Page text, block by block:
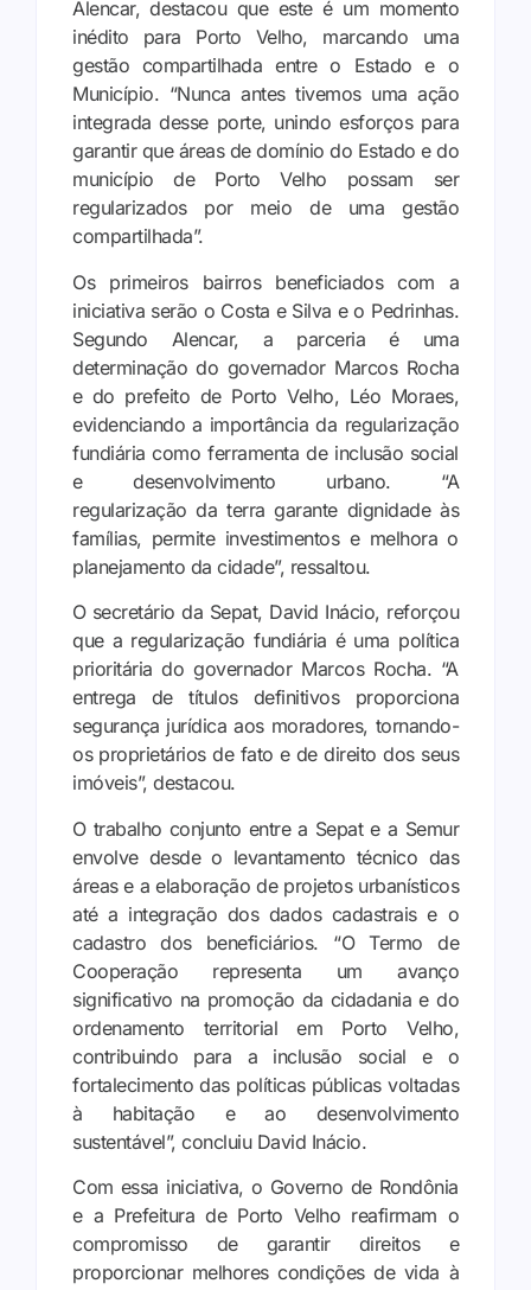
Alencar, destacou que este é um momento
inédito para Porto Velho, marcando uma
gestão compartilhada entre o Estado e o
Município. “Nunca antes tivemos uma ação
integrada desse porte, unindo esforços para
garantir que áreas de domínio do Estado e do
município de Porto Velho possam ser
regularizados por meio de uma gestão
compartilhada”.
Os primeiros bairros beneficiados com a
iniciativa serão o Costa e Silva e o Pedrinhas.
Segundo Alencar, a parceria é uma
determinação do governador Marcos Rocha
e do prefeito de Porto Velho, Léo Moraes,
evidenciando a importância da regularização
fundiária como ferramenta de inclusão social
e desenvolvimento urbano. “A
regularização da terra garante dignidade às
famílias, permite investimentos e melhora o
planejamento da cidade”, ressaltou.
O secretário da Sepat, David Inácio, reforçou
que a regularização fundiária é uma política
prioritária do governador Marcos Rocha. “A
entrega de títulos definitivos proporciona
segurança jurídica aos moradores, tornando-
os proprietários de fato e de direito dos seus
imóveis”, destacou.
O trabalho conjunto entre a Sepat e a Semur
envolve desde o levantamento técnico das
áreas e a elaboração de projetos urbanísticos
até a integração dos dados cadastrais e o
cadastro dos beneficiários. “O Termo de
Cooperação representa um avanço
significativo na promoção da cidadania e do
ordenamento territorial em Porto Velho,
contribuindo para a inclusão social e o
fortalecimento das políticas públicas voltadas
à habitação e ao desenvolvimento
sustentável”, concluiu David Inácio.
Com essa iniciativa, o Governo de Rondônia
e a Prefeitura de Porto Velho reafirmam o
compromisso de garantir direitos e
proporcionar melhores condições de vida à